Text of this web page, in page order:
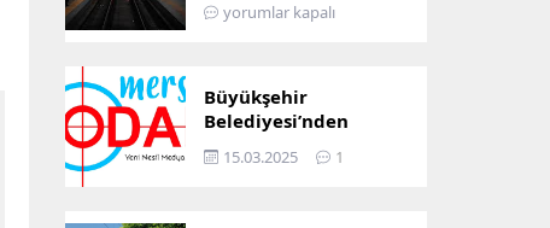
yorumlar kapalı
Büyükşehir
Belediyesi’nden
Mersin ve Adana arası
ulaşım başladı
15.03.2025 1